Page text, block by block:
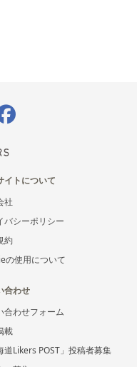
イトについて
社
バシーポリシー
約
の使用について
合わせ
合わせフォーム
載
道Likers POST」投稿者募集